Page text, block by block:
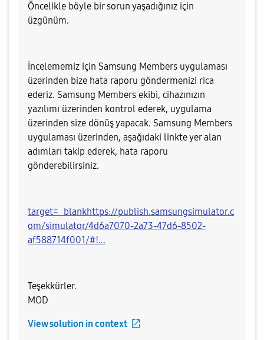
Öncelikle böyle bir sorun yaşadığınız için
üzgünüm.
İncelememiz için Samsung Members uygulaması
üzerinden bize hata raporu göndermenizi rica
ederiz. Samsung Members ekibi, cihazınızın
yazılımı üzerinden kontrol ederek, uygulama
üzerinden size dönüş yapacak. Samsung Members
uygulaması üzerinden, aşağıdaki linkte yer alan
adımları takip ederek, hata raporu
gönderebilirsiniz.
target=_blankhttps://publish.samsungsimulator.c
om/simulator/4d6a7070-2a73-47d6-8502-
af588714f001/#!...
Teşekkürler.
MOD​
View solution in context